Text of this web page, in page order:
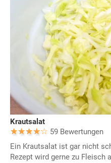
Krautsalat
59 Bewertungen
Ein Krautsalat ist gar nicht
Rezept wird gerne zu Fleisch